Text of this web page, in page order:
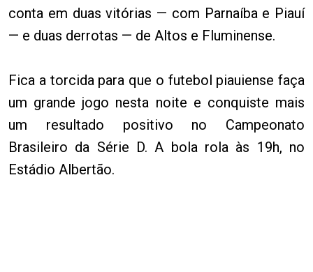
conta em duas vitórias — com Parnaíba e Piauí
— e duas derrotas — de Altos e Fluminense.
Fica a torcida para que o futebol piauiense faça
um grande jogo nesta noite e conquiste mais
um resultado positivo no Campeonato
Brasileiro da Série D. A bola rola às 19h, no
Estádio Albertão.